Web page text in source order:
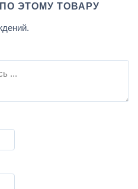
ЭТОМУ ТОВАРУ